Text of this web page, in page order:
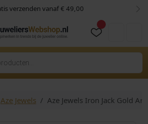
verzenden vanaf € 49,00
Aze Jewels Aze Jewels Iron Jack Gold